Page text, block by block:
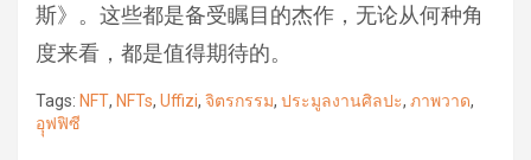
斯》。这些都是备受瞩目的杰作，无论从何种角
度来看，都是值得期待的。
Tags: NFT, NFTs, Uffizi, จิตรกรรม, ประมูลงานศิลปะ, ภาพวาด,
อุุฟฟิซี